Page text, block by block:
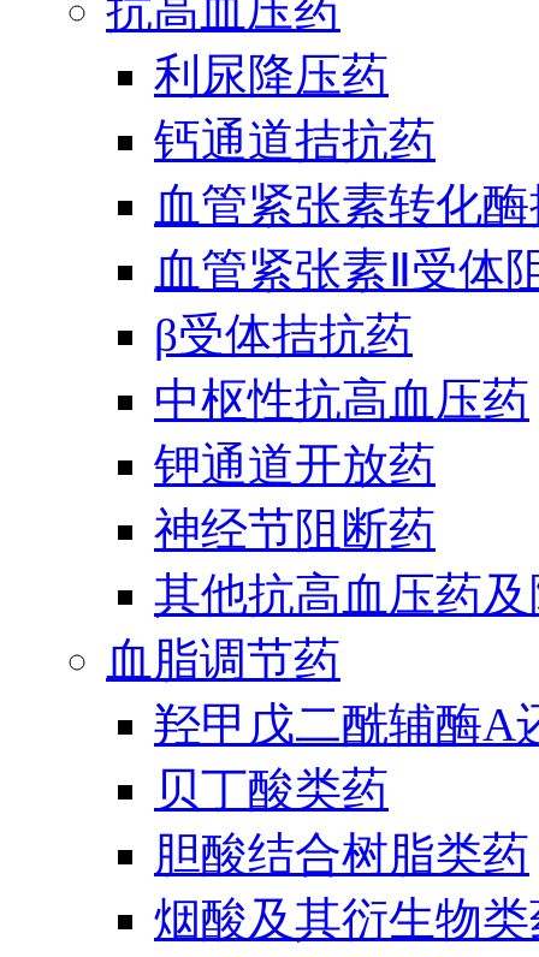
利尿降压药
钙通道拮抗药
血管紧张素转化
血管紧张素Ⅱ受体
β受体拮抗药
中枢性抗高血压药
钾通道开放药
神经节阻断药
其他抗高血压药
血脂调节药
羟甲戊二酰辅酶A
贝丁酸类药
胆酸结合树脂类药
烟酸及其衍生物